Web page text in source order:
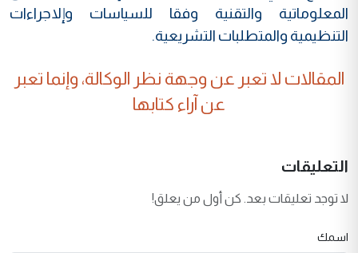
المعلوماتية والتقنية وفقا للسياسات وإلاجراءات
التنظيمية والمتطلبات التشريعية.
المقالات لا تعبر عن وجهة نظر الوكالة، وإنما تعبر
عن آراء كتابها
التعليقات
لا توجد تعليقات بعد. كن أول من يعلق!
اسمك